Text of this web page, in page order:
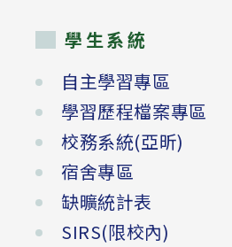
學生系統
自主學習專區
學習歷程檔案專區
校務系統(亞昕)
宿舍專區
缺曠統計表
SIRS(限校內)